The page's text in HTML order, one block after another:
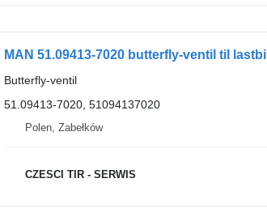
MAN 51.09413-7020 butterfly-ventil til lastbil
Butterfly-ventil
51.09413-7020, 51094137020
Polen, Zabełków
CZESCI TIR - SERWIS